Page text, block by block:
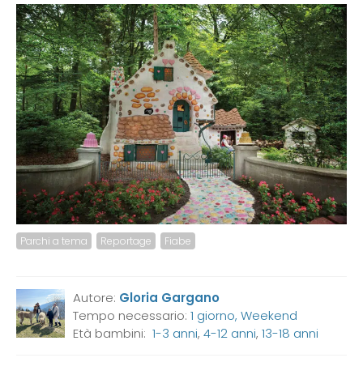
Parchi a tema Reportage Fiabe
Autore: Gloria Gargano
Tempo necessario: 1 giorno, Weekend
Età bambini: 1-3 anni, 4-12 anni, 13-18 anni